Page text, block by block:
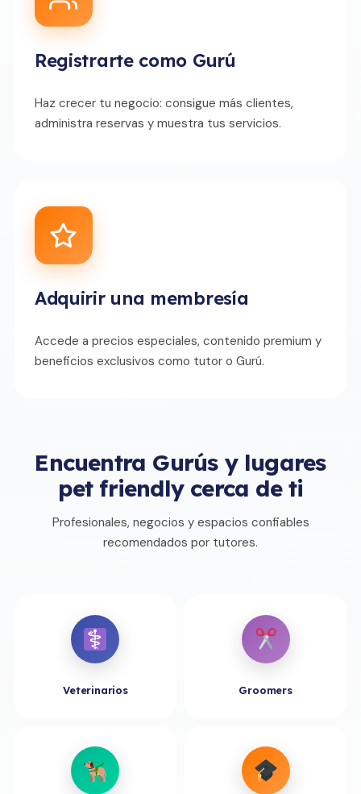
Registrarte como Gurú
Haz crecer tu negocio: consigue más clientes,
administra reservas y muestra tus servicios.
Adquirir una membresía
Accede a precios especiales, contenido premium y
beneficios exclusivos como tutor o Gurú.
Encuentra Gurús y lugares
pet friendly cerca de ti
Profesionales, negocios y espacios confiables
recomendados por tutores.
Veterinarios Groomers